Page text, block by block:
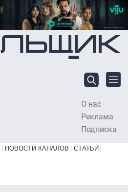
О нас
Реклама
Подписка
НОВОСТИ КАНАЛОВ
СТАТЬИ